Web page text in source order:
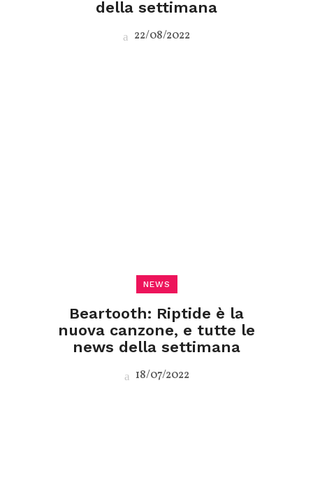
della settimana
22/08/2022
NEWS
Beartooth: Riptide è la
nuova canzone, e tutte le
news della settimana
18/07/2022